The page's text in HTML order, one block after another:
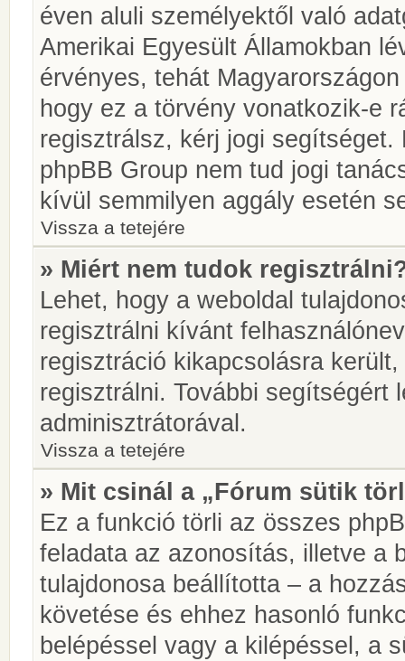
éven aluli személyektől való
Amerikai Egyesült Államokban
érvényes, tehát
hogy ez a törvény vonatkozik-e
regisztrálsz, kérj jogi
phpBB Group nem tud jogi
kívül semmilyen aggály esetén
Vissza a tetejére
» Miért nem tudok
Lehet, hogy a weboldal
regisztrálni kívánt
regisztráció kikapcsolásra
regisztrálni. További segítségért
adminisztrátorával.
Vissza a tetejére
» Mit csinál a „Fórum sütik
Ez a funkció törli az összes
feladata az azonosítás, illetve a
tulajdonosa beállította – a
követése és ehhez hasonló
belépéssel vagy a kilépéssel, a